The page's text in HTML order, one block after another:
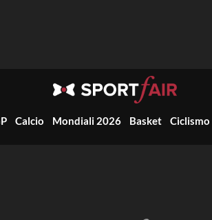
Calcio Mondiali 2026 Basket Ciclismo